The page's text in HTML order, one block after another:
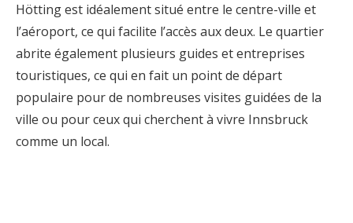
Hötting est idéalement situé entre le centre-ville et
l’aéroport, ce qui facilite l’accès aux deux. Le quartier
abrite également plusieurs guides et entreprises
touristiques, ce qui en fait un point de départ
populaire pour de nombreuses visites guidées de la
ville ou pour ceux qui cherchent à vivre Innsbruck
comme un local.